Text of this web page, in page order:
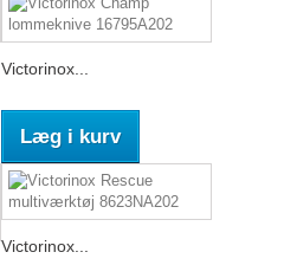
Victorinox...
Læg i kurv
Victorinox...